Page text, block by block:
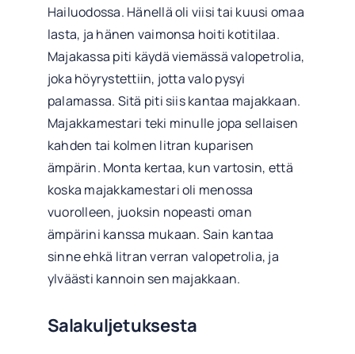
Hailuodossa. Hänellä oli viisi tai kuusi omaa
lasta, ja hänen vaimonsa hoiti kotitilaa.
Majakassa piti käydä viemässä valopetrolia,
joka höyrystettiin, jotta valo pysyi
palamassa. Sitä piti siis kantaa majakkaan.
Majakkamestari teki minulle jopa sellaisen
kahden tai kolmen litran kuparisen
ämpärin. Monta kertaa, kun vartosin, että
koska majakkamestari oli menossa
vuorolleen, juoksin nopeasti oman
ämpärini kanssa mukaan. Sain kantaa
sinne ehkä litran verran valopetrolia, ja
ylväästi kannoin sen majakkaan.
Salakuljetuksesta